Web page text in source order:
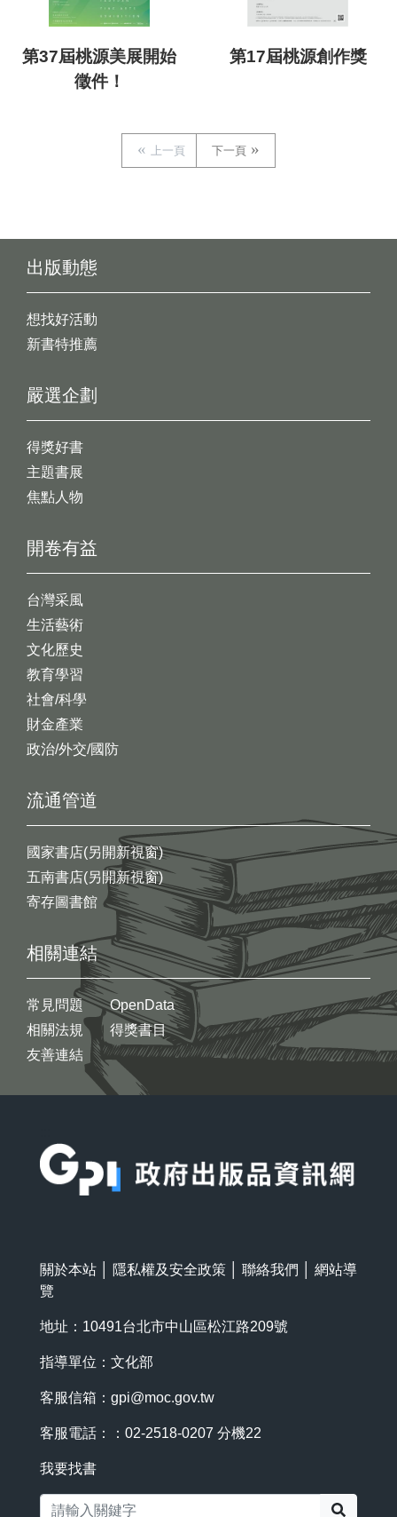
第37屆桃源美展開始
徵件！
第17屆桃源創作獎
上一頁 下一頁
出版動態
想找好活動
新書特推薦
開卷有益
台灣采風
生活藝術
文化歷史
教育學習
社會/科學
財金產業
政治/外交/國防
嚴選企劃
得獎好書
主題書展
焦點人物
流通管道
國家書店(另開新視窗)
五南書店(另開新視窗)
寄存圖書館
相關連結
常見問題
相關法規
友善連結
OpenData
得獎書目
關於本站 隱私權及安全政策 聯絡我們
網站導
覽
地址：10491台北市中山區松江路209號
指導單位：文化部
客服信箱： gpi@moc.gov.tw
客服電話：：02-2518-0207 分機22
我要找書